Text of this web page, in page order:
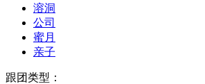
溶洞
公司
蜜月
亲子
跟团类型：